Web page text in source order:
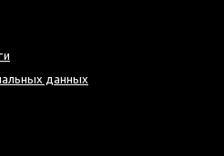
данных